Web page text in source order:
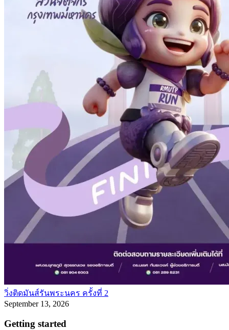
วิ่งติดมันส์รันพระนคร ครั้งที่ 2
September 13, 2026
Getting started